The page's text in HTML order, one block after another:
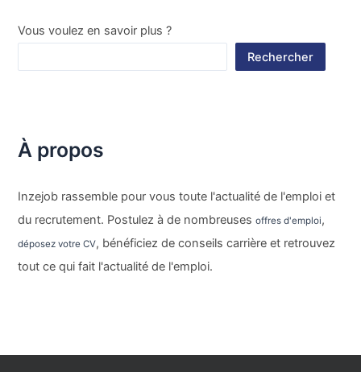
Vous voulez en savoir plus ?
Rechercher
À propos
Inzejob rassemble pour vous toute l'actualité de l'emploi et
du recrutement. Postulez à de nombreusesoffres d'emploi,
déposez votre CV, bénéficiez de conseils carrière et retrouvez
tout ce qui fait l'actualité de l'emploi.